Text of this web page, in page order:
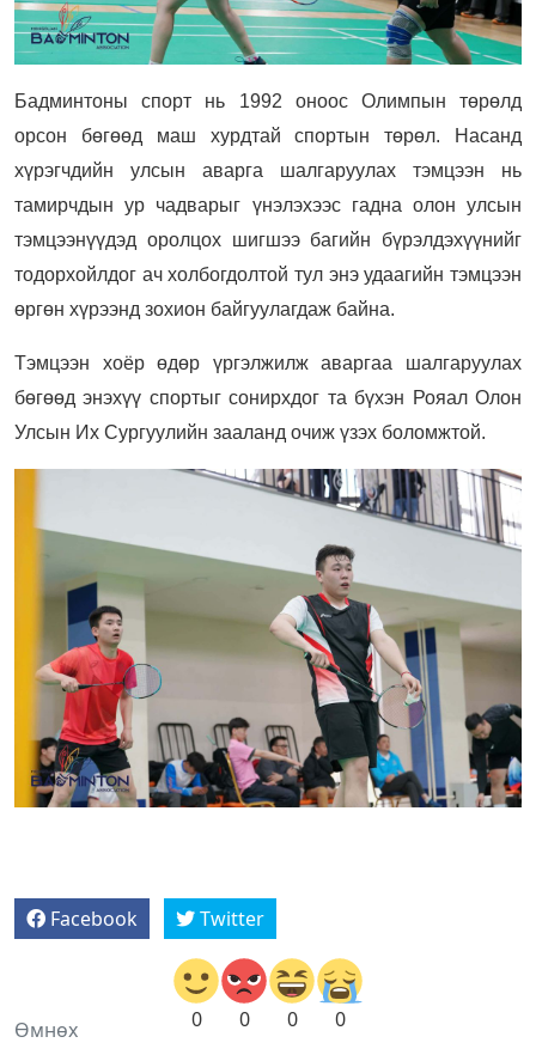
Бадминтоны спорт нь 1992 оноос Олимпын төрөлд
орсон бөгөөд маш хурдтай спортын төрөл. Насанд
хүрэгчдийн улсын аварга шалгаруулах тэмцээн нь
тамирчдын ур чадварыг үнэлэхээс гадна олон улсын
тэмцээнүүдэд оролцох шигшээ багийн бүрэлдэхүүнийг
тодорхойлдог ач холбогдолтой тул энэ удаагийн тэмцээн
өргөн хүрээнд зохион байгуулагдаж байна.
Тэмцээн хоёр өдөр үргэлжилж аваргаа шалгаруулах
бөгөөд энэхүү спортыг сонирхдог та бүхэн Рояал Олон
Улсын Их Сургуулийн зааланд очиж үзэх боломжтой.
Facebook Twitter
0 0 0 0
Өмнөх